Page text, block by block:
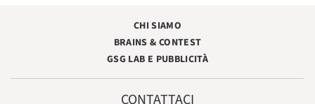
CHI SIAMO
BRAINS & CONTEST
GSG LAB E PUBBLICITÀ
CONTATTACI